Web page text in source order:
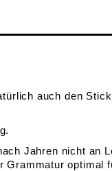
auch den
Jahren nicht an
Grammatur optimal